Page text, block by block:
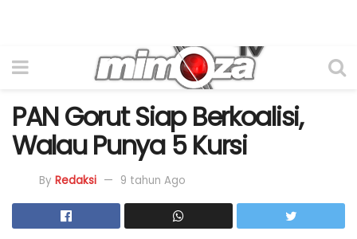
PAN Gorut Siap Berkoalisi,
Walau Punya 5 Kursi
By Redaksi 9 tahun Ago